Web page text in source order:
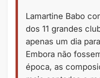
Lamartine Babo
dos 11 grandes
apenas um dia
Embora não
época, as